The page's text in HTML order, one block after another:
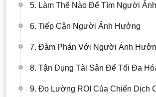
5. Làm Thế Nào Để Tìm Người
6. Tiếp Cận Người Ảnh Hưởng
7. Đàm Phán Với Người Ảnh
8. Tận Dụng Tài Sản Để Tối Đa
9. Đo Lường ROI Của Chiến Dịch